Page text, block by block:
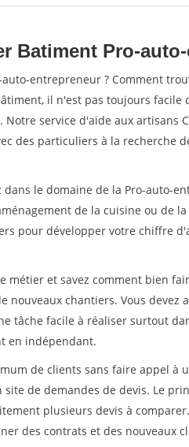
Batiment Pro-
entrepreneur ? Comment
il n'est pas toujours facile
service d'aide aux artisans
des particuliers à la recherche
le domaine de la Pro-auto-
de la cuisine ou de
pour développer votre chiffre
métier et savez comment bien
nouveaux chantiers. Vous devez
tâche facile à réaliser surtout
en indépendant.
de clients sans faire appel à
de demandes de devis. Le
plusieurs devis à
des contrats et des nouveaux